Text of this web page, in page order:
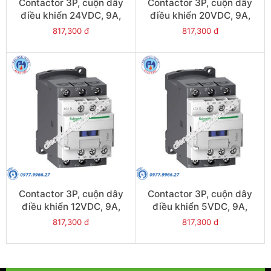
Contactor 3P, cuộn dây
điều khiển 24VDC, 9A,
1N/O, 1N/C - Model
817,300 đ
Contactor 3P, cuộn dây
điều khiển 20VDC, 9A,
1N/O, 1N/C - Model
817,300 đ
Contactor 3P, cuộn dây
điều khiển 12VDC, 9A,
1N/O, 1N/C - Model
817,300 đ
Contactor 3P, cuộn dây
điều khiển 5VDC, 9A,
1N/O, 1N/C - Model
817,300 đ